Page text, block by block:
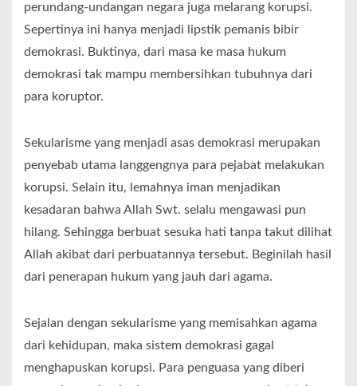
perundang-undangan negara juga melarang korupsi.
Sepertinya ini hanya menjadi lipstik pemanis bibir
demokrasi. Buktinya, dari masa ke masa hukum
demokrasi tak mampu membersihkan tubuhnya dari
para koruptor.
Sekularisme yang menjadi asas demokrasi merupakan
penyebab utama langgengnya para pejabat melakukan
korupsi. Selain itu, lemahnya iman menjadikan
kesadaran bahwa Allah Swt. selalu mengawasi pun
hilang. Sehingga berbuat sesuka hati tanpa takut dilihat
Allah akibat dari perbuatannya tersebut. Beginilah hasil
dari penerapan hukum yang jauh dari agama.
Sejalan dengan sekularisme yang memisahkan agama
dari kehidupan, maka sistem demokrasi gagal
menghapuskan korupsi. Para penguasa yang diberi